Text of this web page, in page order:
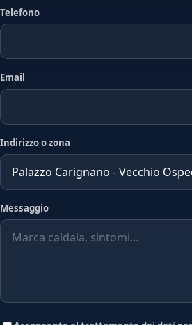
Telefono
Email
Indirizzo o zona
Messaggio